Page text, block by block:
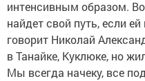
интенсивным образом.
найдет свой путь, если
говорит Николай
в Танайке, Куклюке, но
Мы всегда начеку, все